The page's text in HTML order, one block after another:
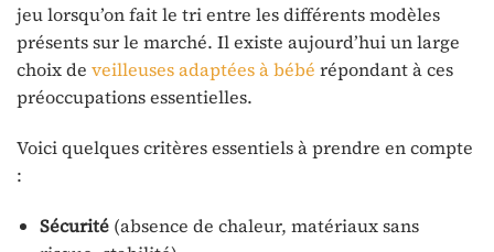
jeu lorsqu’on fait le tri entre les différents modèles
présents sur le marché. Il existe aujourd’hui un large
choix de veilleuses adaptées à bébé répondant à ces
préoccupations essentielles.
Voici quelques critères essentiels à prendre en compte
:
Sécurité(absence de chaleur, matériaux sans